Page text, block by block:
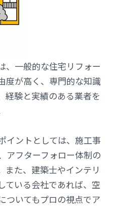
、一般的な住宅リフォー
度が高く、専門的な知識
経験と実績のある業者を
イントとしては、施工事
アフターフォロー体制の
また、建築士やインテリ
ている会社であれば、空
ついてもプロの視点でア